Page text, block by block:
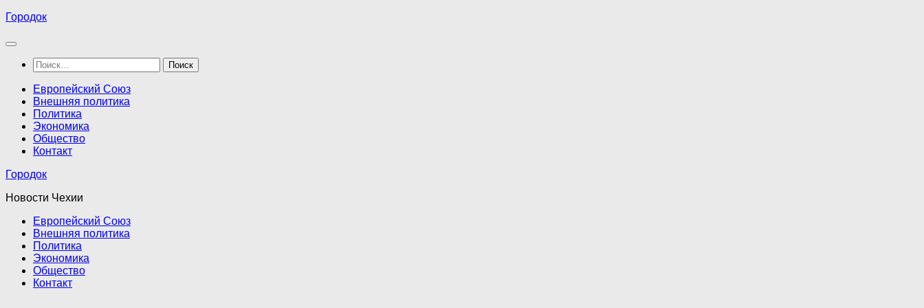
Перейти
содержимому
Городок
Найти:
Европейский Союз
Внешняя политика
Политика
Экономика
Общество
Контакт
Городок
Новости Чехии
Европейский Союз
Внешняя политика
Политика
Экономика
Общество
Контакт